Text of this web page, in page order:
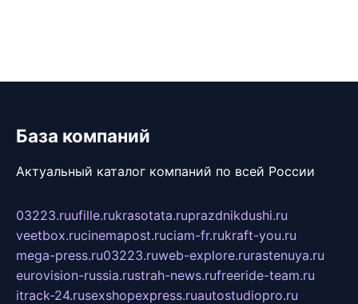
База компаний
Актуальный каталог компаний по всей России
03223.ruufille.rukrasotata.ruprazdnikdushi.ru
veetbox.rucinemapost.ruciam-fr.rukraft-you.ru
mega-press.ru03223.ruweb-explore.rurastenuya.ru
eurovision-russia.rustrah-news.rufreeride-team.ru
itrack-24.rusexshopexpress.ruautostudiopro.ru